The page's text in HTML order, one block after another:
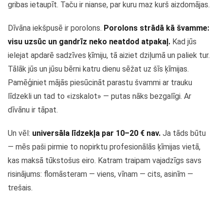
gribas ietaupīt. Taču ir nianse, par kuru maz kurš aizdomājas.
Dīvāna iekšpusē ir porolons. Porolons strādā kā švamme:
visu uzsūc un gandrīz neko neatdod atpakaļ. Kad jūs
ielejat apdarē sadzīves ķīmiju, tā aiziet dziļumā un paliek tur.
Tālāk jūs un jūsu bērni katru dienu sēžat uz šīs ķīmijas.
Pamēģiniet mājās piesūcināt parastu švammi ar trauku
līdzekli un tad to «izskalot» — putas nāks bezgalīgi. Ar
dīvānu ir tāpat.
Un vēl: universāla līdzekļa par 10–20 € nav. Ja tāds būtu
— mēs paši pirmie to nopirktu profesionālās ķīmijas vietā,
kas maksā tūkstošus eiro. Katram traipam vajadzīgs savs
risinājums: flomāsteram — viens, vīnam — cits, asinīm —
trešais.